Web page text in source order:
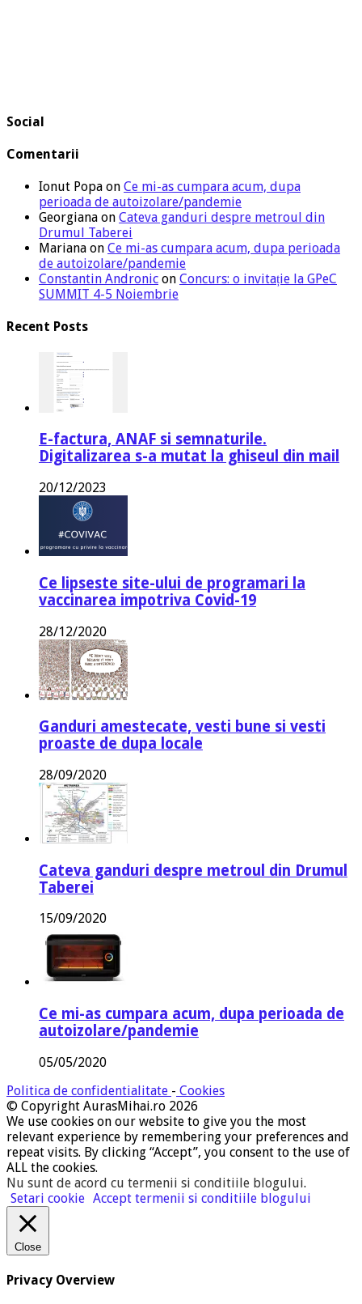
Social
Comentarii
Ionut Popa on Ce mi-as cumpara acum, dupa
perioada de autoizolare/pandemie
Georgiana on Cateva ganduri despre metroul din
Drumul Taberei
Mariana on Ce mi-as cumpara acum, dupa perioada
de autoizolare/pandemie
Constantin Andronic on Concurs: o invitație la GPeC
SUMMIT 4-5 Noiembrie
Recent Posts
E-factura, ANAF si semnaturile.
Digitalizarea s-a mutat la ghiseul din mail
20/12/2023
Ce lipseste site-ului de programari la
vaccinarea impotriva Covid-19
28/12/2020
Ganduri amestecate, vesti bune si vesti
proaste de dupa locale
28/09/2020
Cateva ganduri despre metroul din Drumul
Taberei
15/09/2020
Ce mi-as cumpara acum, dupa perioada de
autoizolare/pandemie
05/05/2020
Politica de confidentialitate - Cookies
© Copyright AurasMihai.ro 2026
We use cookies on our website to give you the most
relevant experience by remembering your preferences and
repeat visits. By clicking “Accept”, you consent to the use of
ALL the cookies.
Nu sunt de acord cu termenii si conditiile blogului.
Setari cookie Accept termenii si conditiile blogului
Close
Privacy Overview